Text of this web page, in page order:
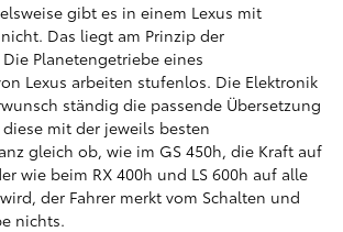
gibt es in einem Lexus mit
Das liegt am Prinzip der
Planetengetriebe eines
Lexus arbeiten stufenlos. Die Elektronik
ständig die passende Übersetzung
mit der jeweils besten
gleich ob, wie im GS 450h, die Kraft auf
wie beim RX 400h und LS 600h auf alle
der Fahrer merkt vom Schalten und
nichts.